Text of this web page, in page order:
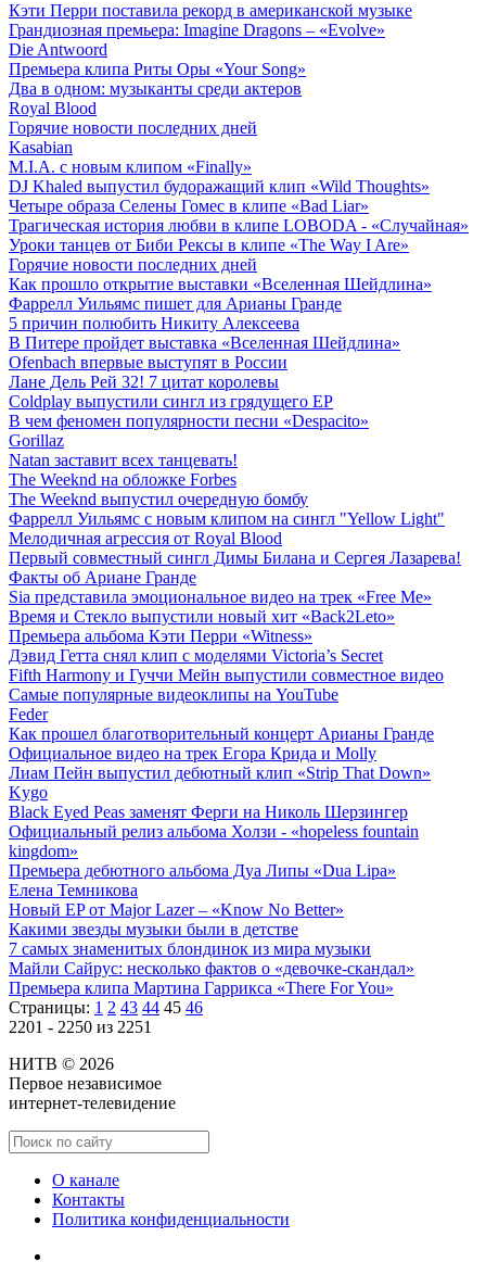
Кэти Перри поставила рекорд в американской музыке
Грандиозная премьера: Imagine Dragons – «Evolve»
Die Antwoord
Премьера клипа Риты Оры «Your Song»
Два в одном: музыканты среди актеров
Royal Blood
Горячие новости последних дней
Kasabian
M.I.A. с новым клипом «Finally»
DJ Khaled выпустил будоражащий клип «Wild Thoughts»
Четыре образа Селены Гомес в клипе «Bad Liar»
Трагическая история любви в клипе LOBODA - «Случайная»
Уроки танцев от Биби Рексы в клипе «The Way I Are»
Горячие новости последних дней
Как прошло открытие выставки «Вселенная Шейдлина»
Фаррелл Уильямс пишет для Арианы Гранде
5 причин полюбить Никиту Алексеева
В Питере пройдет выставка «Вселенная Шейдлина»
Ofenbach впервые выступят в России
Лане Дель Рей 32! 7 цитат королевы
Coldplay выпустили сингл из грядущего EP
В чем феномен популярности песни «Despacito»
Gorillaz
Natan заставит всех танцевать!
The Weeknd на обложке Forbes
The Weeknd выпустил очередную бомбу
Фаррелл Уильямс с новым клипом на сингл "Yellow Light"
Мелодичная агрессия от Royal Blood
Первый совместный сингл Димы Билана и Сергея Лазарева!
Факты об Ариане Гранде
Sia представила эмоциональное видео на трек «Free Me»
Время и Стекло выпустили новый хит «Back2Leto»
Премьера альбома Кэти Перри «Witness»
Дэвид Гетта снял клип с моделями Victoria’s Secret
Fifth Harmony и Гуччи Мейн выпустили совместное видео
Самые популярные видеоклипы на YouTube
Feder
Как прошел благотворительный концерт Арианы Гранде
Официальное видео на трек Егора Крида и Molly
Лиам Пейн выпустил дебютный клип «Strip That Down»
Kygo
Black Eyed Peas заменят Ферги на Николь Шерзингер
Официальный релиз альбома Холзи - «hopeless fountain
kingdom»
Премьера дебютного альбома Дуа Липы «Dua Lipa»
Елена Темникова
Новый EP от Major Lazer – «Know No Better»
Какими звезды музыки были в детстве
7 самых знаменитых блондинок из мира музыки
Майли Сайрус: несколько фактов о «девочке-скандал»
Премьера клипа Мартина Гаррикса «There For You»
Страницы: 1 2 43 44 45 46
2201 - 2250 из 2251
НИТВ © 2026
Первое независимое
интернет-телевидение
О канале
Контакты
Политика конфиденциальности